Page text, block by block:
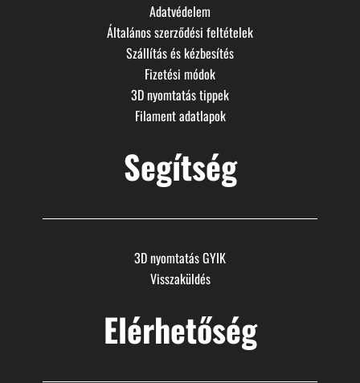
Adatvédelem
Általános szerződési feltételek
Szállítás és kézbesítés
Fizetési módok
3D nyomtatás tippek
Filament adatlapok
Segítség
3D nyomtatás GYIK
Visszaküldés
Elérhetőség